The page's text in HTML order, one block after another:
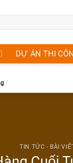
DỰ ÁN THI
TIN TỨC - BÀI